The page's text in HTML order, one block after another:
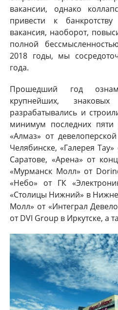
вакансии, однако
привести к
вакансия, наоборот,
полной
2018 годы, мы
года.
Прошедший год
крупнейших,
разрабатывались и
минимум последних
«Алмаз» от
Челябинске, «Галерея
Саратове, «Арена» от
«Мурманск Молл» от
«Небо» от ГК
«Столицы Нижний» в
Молл» от «Интеграл
от DVI Group в Иркутске, а